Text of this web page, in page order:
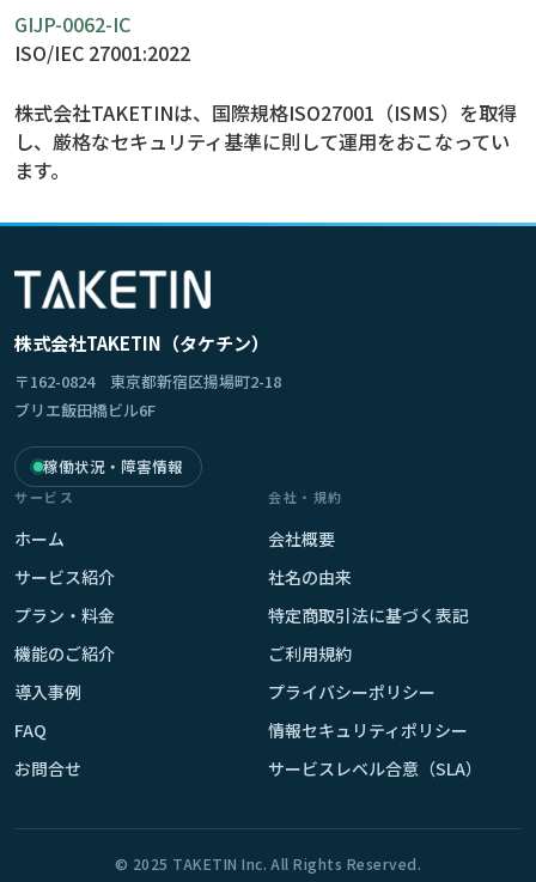
GIJP-0062-IC
ISO/IEC 27001:2022
株式会社TAKETINは、国際規格ISO27001（ISMS）を取得
し、 厳格なセキュリティ基準に則して運用をおこなってい
ます。
株式会社TAKETIN（タケチン）
〒162-0824 東京都新宿区揚場町2-18
ブリエ飯田橋ビル6F
稼働状況・障害情報
サービス
ホーム
サービス紹介
プラン・料金
機能のご紹介
導入事例
FAQ
お問合せ
会社・規約
会社概要
社名の由来
特定商取引法に基づく表記
ご利用規約
プライバシーポリシー
情報セキュリティポリシー
サービスレベル合意（SLA）
© 2025 TAKETIN Inc. All Rights Reserved.